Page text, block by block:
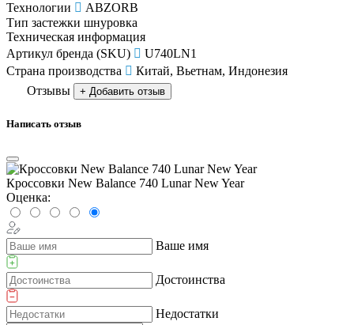
Технологии
ABZORB
Тип застежки шнуровка
Техническая информация
Артикул бренда (SKU)
U740LN1
Страна производства
Китай, Вьетнам, Индонезия
Отзывы
+ Добавить отзыв
Написать отзыв
Кроссовки New Balance 740 Lunar New Year
Оценка:
Ваше имя
Достоинства
Недостатки